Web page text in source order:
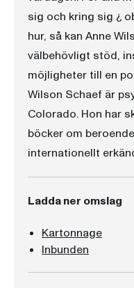
sig och kring sig ¿
hur, så kan Anne
välbehövligt stöd,
möjligheter till en
Wilson Schaef är
Colorado. Hon har
böcker om
internationellt
Ladda ner omslag
Kartonnage
Inbunden